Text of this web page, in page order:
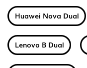
Huawei Nova Dual
Lenovo B Dual